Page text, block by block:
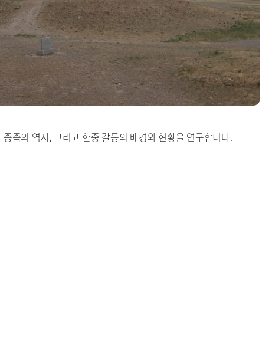
족의 역사, 그리고 한중 갈등의 배경와 현황을 연구합니다.